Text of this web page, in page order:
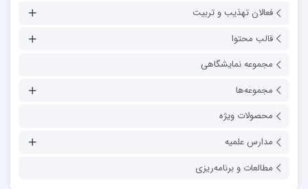
فعالان تهذیب و تربیت
قالب محتوا
مجموعه نمایشگاهی
مجموعه‌ها
محصولات ویژه
مدارس علمیه
مطالعات و برنامه‌ریزی